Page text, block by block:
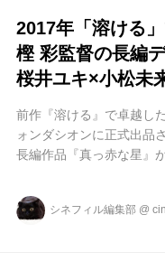
2017年「溶ける
樫 彩監督の長編
桜井ユキ×小松未
前作『溶ける』で卓越し
ォンダシオンに正式出品
長編作品『真っ赤な星』
交わることのない愛の日
と宇宙こぶ』で第11回田
シネフィル編集部 @